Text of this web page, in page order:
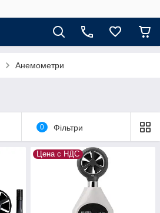
Анемометри
0 Фільтри
Цена с НДС